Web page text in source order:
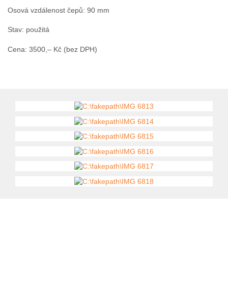
Osová vzdálenost čepů: 90 mm
Stav: použitá
Cena: 3500,– Kč (bez DPH)